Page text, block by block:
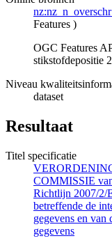
Features )
OGC Features
stikstofdepositie
Niveau
dataset
Resultaat
Titel specificatie
COMMISSIE
Richtlijn 2007/2/
betreffende de
gegevens en
gegevens